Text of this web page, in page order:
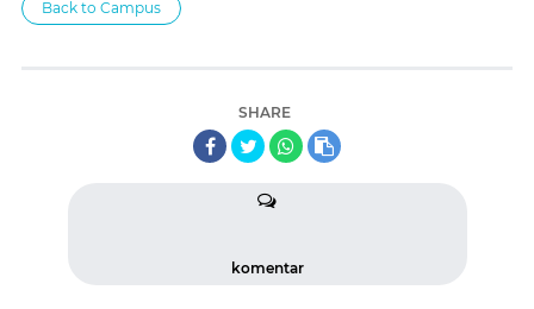
Back to Campus
SHARE
komentar